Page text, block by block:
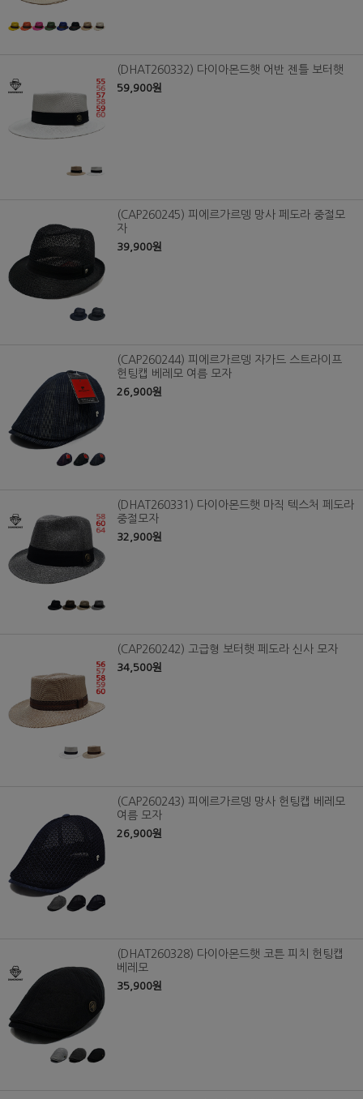
(DHAT260332) 다이아몬드햇 어반 젠틀 보터햇
59,900원
(CAP260245) 피에르가르뎅 망사 페도라 중절모
자
39,900원
(CAP260244) 피에르가르뎅 자가드 스트라이프
헌팅캡 베레모 여름 모자
26,900원
(DHAT260331) 다이아몬드햇 마직 텍스처 페도라
중절모자
32,900원
(CAP260242) 고급형 보터햇 페도라 신사 모자
34,500원
(CAP260243) 피에르가르뎅 망사 헌팅캡 베레모
여름 모자
26,900원
(DHAT260328) 다이아몬드햇 코튼 피치 헌팅캡
베레모
35,900원